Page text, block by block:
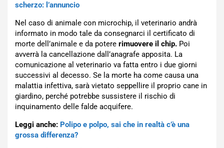
scherzo: l’annuncio
Nel caso di animale con microchip, il veterinario andrà
informato in modo tale da consegnarci il certificato di
morte dell’animale e da potere rimuovere il chip. Poi
avverrà la cancellazione dall’anagrafe apposita. La
comunicazione al veterinario va fatta entro i due giorni
successivi al decesso. Se la morte ha come causa una
malattia infettiva, sarà vietato seppellire il proprio cane in
giardino, perché potrebbe sussistere il rischio di
inquinamento delle falde acquifere.
Leggi anche: Polipo e polpo, sai che in realtà c’è una
grossa differenza?